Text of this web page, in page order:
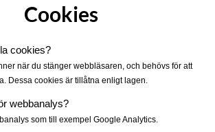
Cookies
cookies?
när du stänger webbläsaren, och behövs för att
Dessa cookies är tillåtna enligt lagen.
webbanalys?
som till exempel Google Analytics.